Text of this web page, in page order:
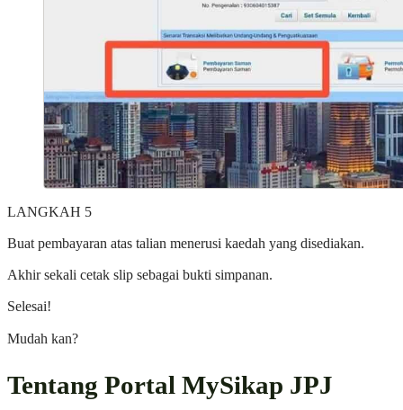
LANGKAH 5
Buat pembayaran atas talian menerusi kaedah yang disediakan.
Akhir sekali cetak slip sebagai bukti simpanan.
Selesai!
Mudah kan?
Tentang Portal MySikap JPJ